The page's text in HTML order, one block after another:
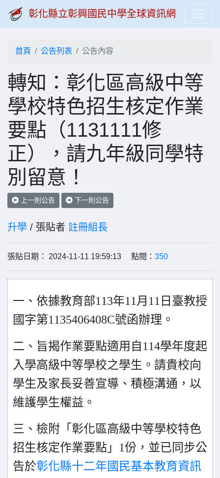
彰化縣立彰興國民中學全球資訊網
首頁 公告列表 公告內容
轉知：彰化區高級中等
學校特色招生核定作業
要點（1131111修
正），請九年級同學特
別留意！
上一則公告 下一則公告
升學 / 張貼者 註冊組長
張貼日期： 2024-11-11 19:59:13 點閱： 350
一、依據教育部113年11月11日臺教授
國字第1135406408C號函辦理。
二、旨揭作業要點適用自114學年度起
入學高級中等學校之學生。請貴校向
學生及家長妥善宣導、積極溝通，以
維護學生權益。
三、檢附「彰化區高級中等學校特色
招生核定作業要點」1份， 並已同步公
告於彰化縣十二年國民基本教育資訊